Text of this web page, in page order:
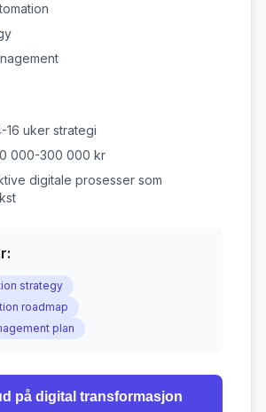
16 uker strategi
000-300 000 kr
digitale prosesser som
strategy
roadmap
plan
på digital transformasjon